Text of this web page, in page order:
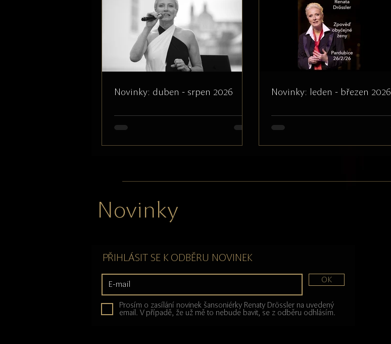
Novinky: duben - srpen 2026 Novinky: leden - březen 2026
Novinky
PŘIHLÁSIT SE K ODBĚRU NOVINEK
OK
Prosím o zasílání novinek šansoniérky Renaty Drössler na uvedený
email. V případě, že už mě to nebude bavit, se z odběru odhlásím.